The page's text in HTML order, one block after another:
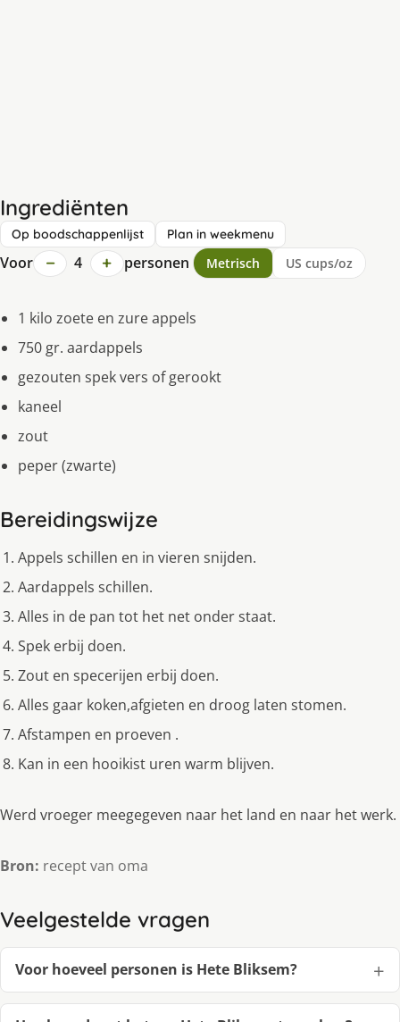
Ingrediënten
Op boodschappenlijst Plan in weekmenu
Voor − 4 + personen Metrisch US cups/oz
1 kilo zoete en zure appels
750 gr. aardappels
gezouten spek vers of gerookt
kaneel
zout
peper (zwarte)
Bereidingswijze
Appels schillen en in vieren snijden.
Aardappels schillen.
Alles in de pan tot het net onder staat.
Spek erbij doen.
Zout en specerijen erbij doen.
Alles gaar koken,afgieten en droog laten stomen.
Afstampen en proeven .
Kan in een hooikist uren warm blijven.
Werd vroeger meegegeven naar het land en naar het werk.
Bron: recept van oma
Veelgestelde vragen
Voor hoeveel personen is Hete Bliksem?